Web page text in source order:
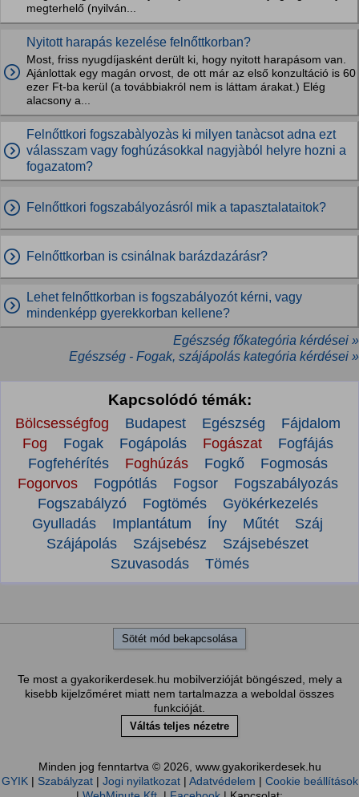
megterhelő (nyilván...
Nyitott harapás kezelése felnőttkorban?
Most, friss nyugdíjasként derült ki, hogy nyitott harapásom van.
Ajánlottak egy magán orvost, de ott már az első konzultáció is 60
ezer Ft-ba kerül (a továbbiakról nem is láttam árakat.) Elég
alacsony a...
Felnőttkori fogszabàlyozàs ki milyen tanàcsot adna ezt
válasszam vagy foghúzásokkal nagyjàból helyre hozni a
fogazatom?
Felnőttkori fogszabályozásról mik a tapasztalataitok?
Felnőttkorban is csinálnak barázdazárásr?
Lehet felnőttkorban is fogszabályozót kérni, vagy
mindenképp gyerekkorban kellene?
Egészség főkategória kérdései »
Egészség - Fogak, szájápolás kategória kérdései »
Kapcsolódó témák:
Bölcsességfog Budapest Egészség
Fájdalom
Fog
Fogak Fogápolás Fogászat
Fogfájás
Fogfehérítés
Foghúzás Fogkő
Fogmosás
Fogorvos
Fogpótlás Fogsor
Fogszabályozás
Fogszabályzó
Fogtömés
Gyökérkezelés
Gyulladás
Implantátum Íny Műtét
Száj
Szájápolás
Szájsebész
Szájsebészet
Szuvasodás
Tömés
Sötét mód bekapcsolása
Te most a gyakorikerdesek.hu mobilverzióját böngészed, mely a
kisebb kijelzőméret miatt nem tartalmazza a weboldal összes
funkcióját.
Váltás teljes nézetre
Minden jog fenntartva © 2026, www.gyakorikerdesek.hu
GYIK| Szabályzat| Jogi nyilatkozat| Adatvédelem | Cookie beállítások